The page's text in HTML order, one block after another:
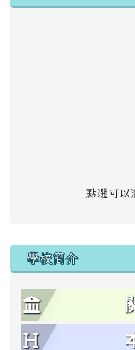
點選可以
學校簡介